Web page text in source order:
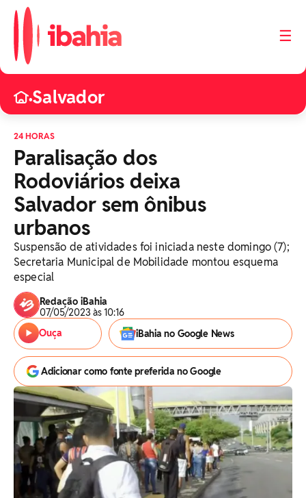
☰
•Salvador
24 HORAS
Paralisação dos
Rodoviários deixa
Salvador sem ônibus
urbanos
Suspensão de atividades foi iniciada neste domingo (7);
Secretaria Municipal de Mobilidade montou esquema
especial
Redação iBahia
07/05/2023 às 10:16
Ouça
iBahia no Google News
Adicionar como fonte preferida no Google